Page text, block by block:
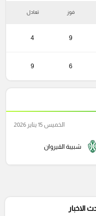
فوز تعادل
9
4
6
9
شبيبة القيروان
الخميس 15 يناير 2026
الاخبار